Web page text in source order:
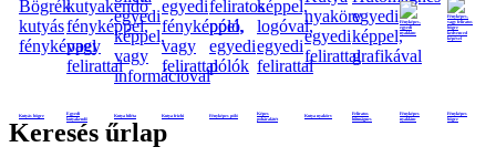
Kutyás bögre
Egyedi
kutyakendő
Kutya biléta Kutya frizbi Fényképes póló
Képes
poháralátét
Kutya nyakörv
Feliratos
hűtmágnes
Fényképes
nyaklánc
Fényképes
bögre
Keresés űrlap